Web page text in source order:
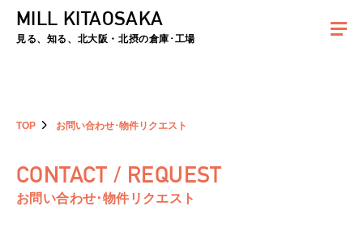
夏季休暇のお知らせ：2026年8月8日(土)～8月16日(日)まで休業とさせていた
MILL KITAOSAKA
見る、知る、北大阪・北摂の倉庫･工場
TOP お問い合わせ･物件リクエスト
CONTACT / REQUEST
お問い合わせ･物件リクエスト